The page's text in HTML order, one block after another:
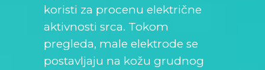
koristi za procenu električne
aktivnosti srca. Tokom
pregleda, male elektrode se
postavljaju na kožu grudnog